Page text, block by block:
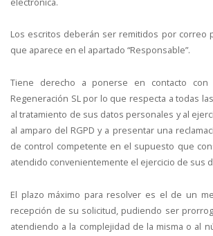
Los escritos deberán ser remitidos por correo
que aparece en el apartado “Responsable”.
Tiene derecho a ponerse en contacto con
Regeneración SL por lo que respecta a todas
al tratamiento de sus datos personales y al
al amparo del RGPD y a presentar una
de control competente en el supuesto que
atendido convenientemente el ejercicio de sus
El plazo máximo para resolver es el de un
recepción de su solicitud, pudiendo ser
atendiendo a la complejidad de la misma o al